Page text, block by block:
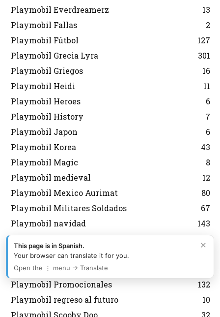
Playmobil Everdreamerz
13
Playmobil Fallas
2
Playmobil Fútbol
127
Playmobil Grecia Lyra
301
Playmobil Griegos
16
Playmobil Heidi
11
Playmobil Heroes
6
Playmobil History
7
Playmobil Japon
6
Playmobil Korea
43
Playmobil Magic
8
Playmobil medieval
12
Playmobil Mexico Aurimat
80
Playmobil Militares Soldados
67
Playmobil navidad
143
Playmobil Nordistas
8
Playmobil Personalizados Custom
Playmobil Princess
Playmobil Promocionales
132
Playmobil regreso al futuro
10
Playmobil Scooby Doo
32
×
This page is in Spanish.
Your browser can translate it for you.
Open the ⋮ menu → Translate